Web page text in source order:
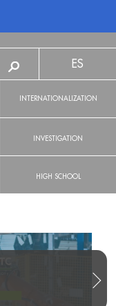
ES
INTERNATIONALIZATION
INVESTIGATION
HIGH SCHOOL